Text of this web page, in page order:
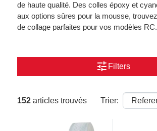
de haute qualité. Des colles époxy et
aux options sûres pour la mousse,
de collage parfaites pour vos modèles RC.
tune Filters
152 articles trouvés Trier: